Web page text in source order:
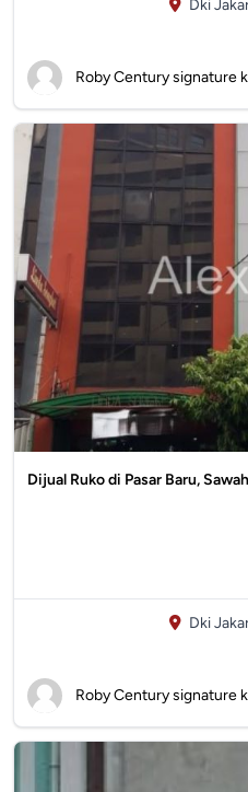
Dki
Roby Century signature
Dijual Ruko di Pasar Baru,
Dki
Roby Century signature